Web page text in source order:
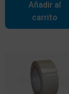
Añadir al
carrito